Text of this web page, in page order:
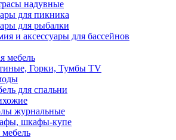
надувные
для пикника
для рыбалки
и аксессуары для бассейнов
мебель
Горки, Тумбы TV
для спальни
журнальные
шкафы-купе